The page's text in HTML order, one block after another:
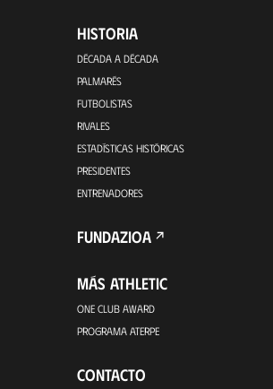
HISTORIA
DÉCADA A DÉCADA
PALMARÉS
FUTBOLISTAS
RIVALES
ESTADÍSTICAS HISTÓRICAS
PRESIDENTES
ENTRENADORES
FUNDAZIOA
MÁS ATHLETIC
ONE CLUB AWARD
PROGRAMA ATERPE
CONTACTO